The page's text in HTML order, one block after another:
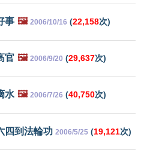
事 🖼️ 2006/10/16 (22,158次)
官 🖼️ 2006/9/20 (29,637次)
水 🖼️ 2006/7/26 (40,750次)
四到法輪功 2006/5/25 (19,121次)